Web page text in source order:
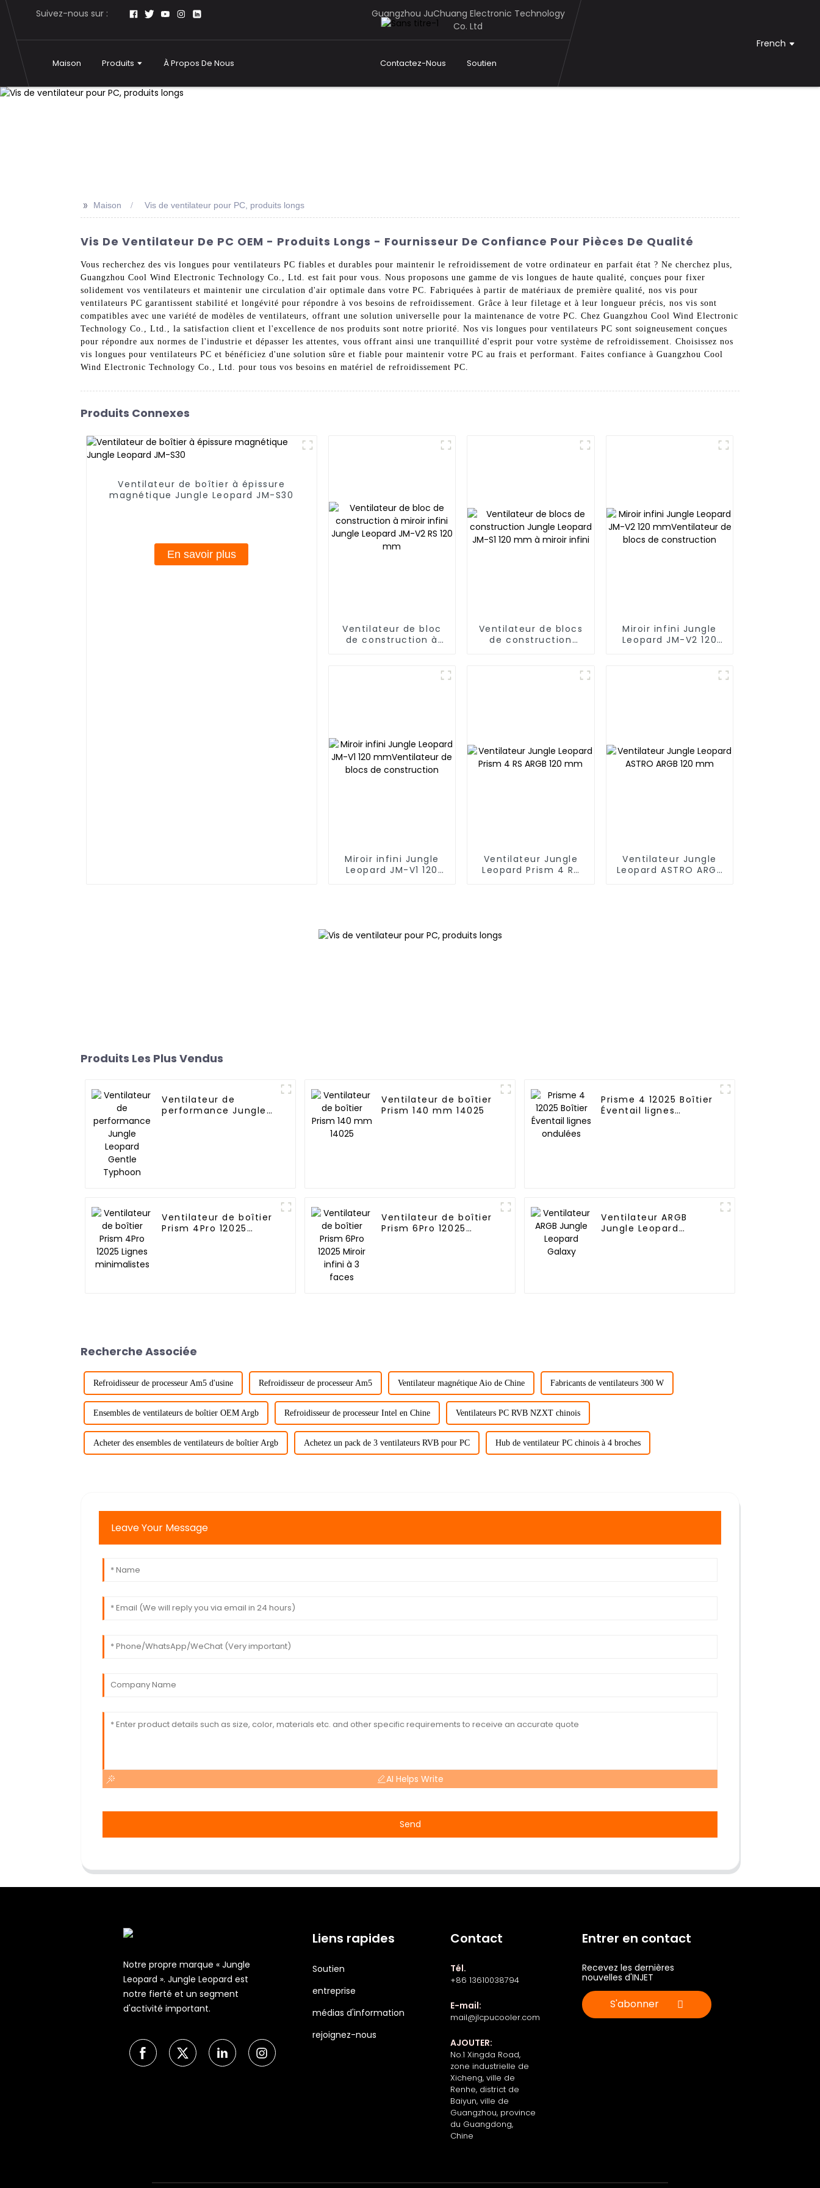
Suivez-nous sur :
Guangzhou JuChuang Electronic Technology
Co. Ltd
Maison Produits À Propos De Nous Contactez-Nous Soutien
French
>> Maison Vis de ventilateur pour PC, produits longs
Vis De Ventilateur De PC OEM - Produits Longs - Fournisseur De Confiance Pour Pièces De Qualité
Vous recherchez des vis longues pour ventilateurs PC fiables et durables pour maintenir le refroidissement de votre ordinateur en parfait état ? Ne cherchez plus,
Guangzhou Cool Wind Electronic Technology Co., Ltd. est fait pour vous. Nous proposons une gamme de vis longues de haute qualité, conçues pour fixer
solidement vos ventilateurs et maintenir une circulation d'air optimale dans votre PC. Fabriquées à partir de matériaux de première qualité, nos vis pour
ventilateurs PC garantissent stabilité et longévité pour répondre à vos besoins de refroidissement. Grâce à leur filetage et à leur longueur précis, nos vis sont
compatibles avec une variété de modèles de ventilateurs, offrant une solution universelle pour la maintenance de votre PC. Chez Guangzhou Cool Wind Electronic
Technology Co., Ltd., la satisfaction client et l'excellence de nos produits sont notre priorité. Nos vis longues pour ventilateurs PC sont soigneusement conçues
pour répondre aux normes de l'industrie et dépasser les attentes, vous offrant ainsi une tranquillité d'esprit pour votre système de refroidissement. Choisissez nos
vis longues pour ventilateurs PC et bénéficiez d'une solution sûre et fiable pour maintenir votre PC au frais et performant. Faites confiance à Guangzhou Cool
Wind Electronic Technology Co., Ltd. pour tous vos besoins en matériel de refroidissement PC.
Produits Connexes
Ventilateur de boîtier à épissure
magnétique Jungle Leopard JM-S30
En savoir plus
Ventilateur de bloc
de construction à
Ventilateur de blocs
de construction
Miroir infini Jungle
Leopard JM-V2 120
Miroir infini Jungle
Leopard JM-V1 120
Ventilateur Jungle
Leopard Prism 4 RS
Ventilateur Jungle
Leopard ASTRO ARGB
Produits Les Plus Vendus
Ventilateur de
performance Jungle
Ventilateur de boîtier
Prism 140 mm 14025
Prisme 4 12025 Boîtier
Éventail lignes
Ventilateur de boîtier
Prism 4Pro 12025
Ventilateur de boîtier
Prism 6Pro 12025
Ventilateur ARGB
Jungle Leopard
Recherche Associée
Refroidisseur de processeur Am5 d'usine Refroidisseur de processeur Am5 Ventilateur magnétique Aio de Chine Fabricants de ventilateurs 300 W
Ensembles de ventilateurs de boîtier OEM Argb Refroidisseur de processeur Intel en Chine Ventilateurs PC RVB NZXT chinois
Acheter des ensembles de ventilateurs de boîtier Argb Achetez un pack de 3 ventilateurs RVB pour PC Hub de ventilateur PC chinois à 4 broches
Leave Your Message
AI Helps Write
Send
Notre propre marque « Jungle
Leopard ». Jungle Leopard est
notre fierté et un segment
d'activité important.
Liens rapides
Soutien
entreprise
médias d'information
rejoignez-nous
Contact
Tél.
+86 13610038794
E-mail:
mail@jlcpucooler.com
AJOUTER:
No.1 Xingda Road,
zone industrielle de
Xicheng, ville de
Renhe, district de
Baiyun, ville de
Guangzhou, province
du Guangdong,
Chine
Entrer en contact
Recevez les dernières
nouvelles d'INJET
S'abonner